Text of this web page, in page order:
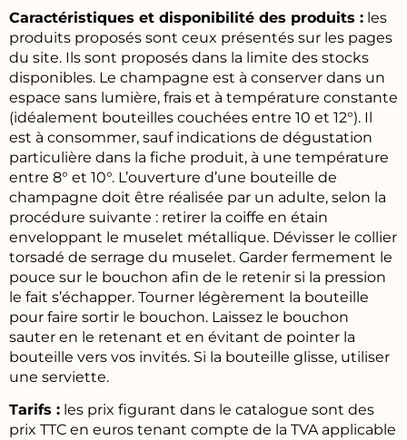
Caractéristiques et disponibilité des produits : les
produits proposés sont ceux présentés sur les pages
du site. Ils sont proposés dans la limite des stocks
disponibles. Le champagne est à conserver dans un
espace sans lumière, frais et à température constante
(idéalement bouteilles couchées entre 10 et 12°). Il
est à consommer, sauf indications de dégustation
particulière dans la fiche produit, à une température
entre 8° et 10°. L’ouverture d’une bouteille de
champagne doit être réalisée par un adulte, selon la
procédure suivante : retirer la coiffe en étain
enveloppant le muselet métallique. Dévisser le collier
torsadé de serrage du muselet. Garder fermement le
pouce sur le bouchon afin de le retenir si la pression
le fait s’échapper. Tourner légèrement la bouteille
pour faire sortir le bouchon. Laissez le bouchon
sauter en le retenant et en évitant de pointer la
bouteille vers vos invités. Si la bouteille glisse, utiliser
une serviette.
Tarifs : les prix figurant dans le catalogue sont des
prix TTC en euros tenant compte de la TVA applicable